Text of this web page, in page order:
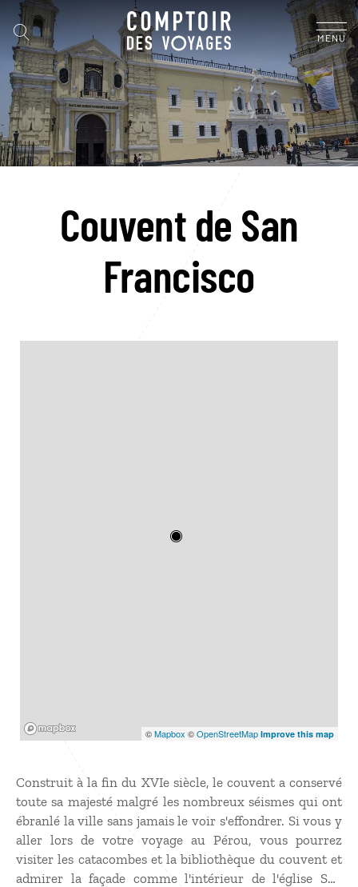
MENU
Couvent de San
Francisco
©Mapbox ©OpenStreetMap Improve this map
Construit à la fin du XVIe siècle, le couvent a conservé
toute sa majesté malgré les nombreux séismes qui ont
ébranlé la ville sans jamais le voir s'effondrer. Si vous y
aller lors de votre voyage au Pérou, vous pourrez
visiter les catacombes et la bibliothèque du couvent et
admirer la façade comme l'intérieur de l'église San